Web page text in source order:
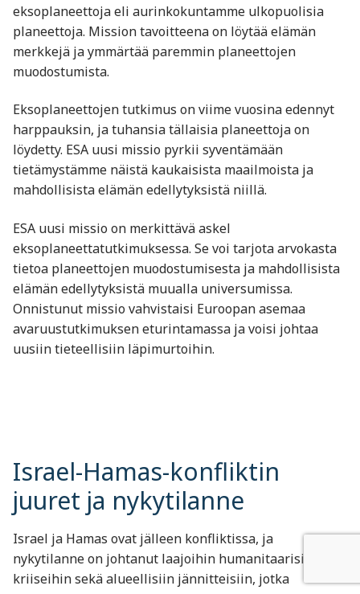
eksoplaneettoja eli aurinkokuntamme ulkopuolisia
planeettoja. Mission tavoitteena on löytää elämän
merkkejä ja ymmärtää paremmin planeettojen
muodostumista.
Eksoplaneettojen tutkimus on viime vuosina edennyt
harppauksin, ja tuhansia tällaisia planeettoja on
löydetty. ESA uusi missio pyrkii syventämään
tietämystämme näistä kaukaisista maailmoista ja
mahdollisista elämän edellytyksistä niillä.
ESA uusi missio on merkittävä askel
eksoplaneettatutkimuksessa. Se voi tarjota arvokasta
tietoa planeettojen muodostumisesta ja mahdollisista
elämän edellytyksistä muualla universumissa.
Onnistunut missio vahvistaisi Euroopan asemaa
avaruustutkimuksen eturintamassa ja voisi johtaa
uusiin tieteellisiin läpimurtoihin.
Israel-Hamas-konfliktin
juuret ja nykytilanne
Israel ja Hamas ovat jälleen konfliktissa, ja
nykytilanne on johtanut laajoihin humanitaarisiin
kriiseihin sekä alueellisiin jännitteisiin, jotka